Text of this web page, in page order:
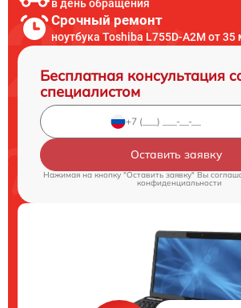
в день обращения
Срочный ремонт
ноутбука Toshiba L755D-A2M от 35
Бесплатная консультация
специалистом
Оставить заявку
Нажимая на кнопку "Оставить заявку" Вы
конфиденциальности